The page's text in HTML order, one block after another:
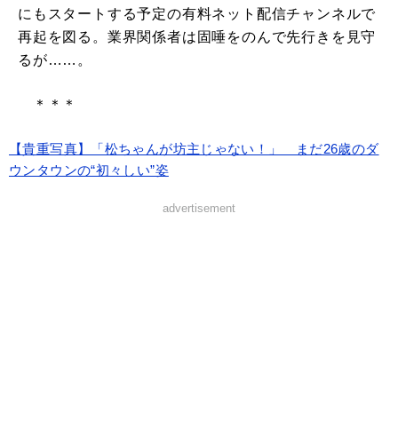
にもスタートする予定の有料ネット配信チャンネルで
再起を図る。業界関係者は固唾をのんで先行きを見守
るが……。
＊＊＊
【貴重写真】「松ちゃんが坊主じゃない！」 まだ26歳のダ
ウンタウンの“初々しい”姿
advertisement